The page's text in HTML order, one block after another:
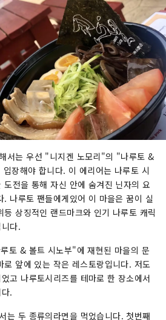
서는 우선 "니지겐 노모리"의 "나루토 &
장해야 합니다. 이 에리어는 나루토 시
도전을 통해 자신 안에 숨겨진 닌자의 요
나루토 팬들에게있어 이 마을은 꿈이 실
상징적인 랜드마크와 인기 나루토 캐릭
다.
토 & 볼트 시노부"에 재현된 마을의 문
앞에 있는 작은 레스토랑입니다. 저도
고 나루토시리즈를 테마로 한 장소에서
.
는 두 종류의라면을 먹었습니다. 첫번째